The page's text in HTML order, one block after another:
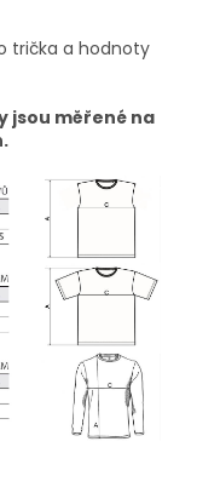
trička a hodnoty
jsou měřené na